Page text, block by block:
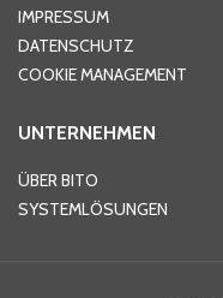
Telefon
IMPRESSUM
DATENSCHUTZ
COOKIE MANAGEMENT
UNTERNEHMEN
ÜBER BITO
SYSTEMLÖSUNGEN